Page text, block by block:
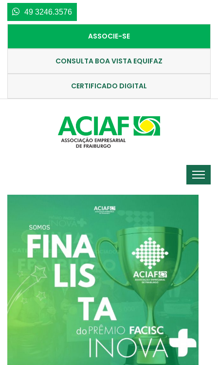
49 3246.3576
ASSOCIE-SE
CONSULTA BOA VISTA EQUIFAZ
CERTIFICADO DIGITAL